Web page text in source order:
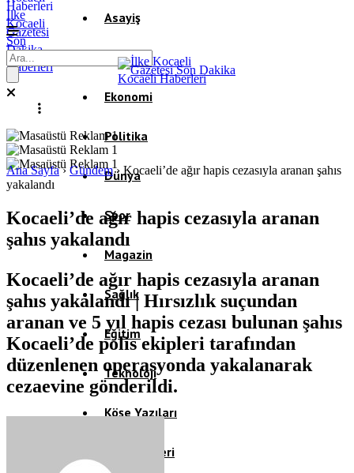
İlke
Kocaeli
Gazetesi
Son
Dakika
Kocaeli
Haberleri
Asayiş
Gündem
Ekonomi
Politika
Dünya
Spor
Magazin
Sağlık
Eğitim
Teknoloji
Köşe Yazıları
Video Galeri
Ana Sayfa› Gündem› Kocaeli’de ağır hapis cezasıyla aranan şahıs
yakalandı
Kocaeli’de ağır hapis cezasıyla aranan
şahıs yakalandı
Kocaeli’de ağır hapis cezasıyla aranan
şahıs yakalandı | Hırsızlık suçundan
aranan ve 5 yıl hapis cezası bulunan şahıs
Kocaeli’de polis ekipleri tarafından
düzenlenen operasyonda yakalanarak
cezaevine gönderildi.